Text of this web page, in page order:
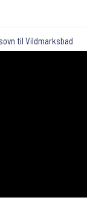
til Vildmarksbad